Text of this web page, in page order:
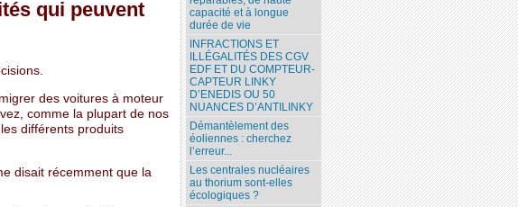
qui peuvent
des voitures à moteur
comme la plupart de nos
différents produits
disait récemment que la
capacité et à longue
durée de vie
INFRACTIONS ET
ILLÉGALITÉS DES CGV
EDF ET DU COMPTEUR-
CAPTEUR LINKY
D’ENEDIS OU 50
NUANCES D’ANTILINKY
Démantèlement des
éoliennes : cherchez
l’erreur...
Les centrales nucléaires
au thorium sont-elles
écologiques ?